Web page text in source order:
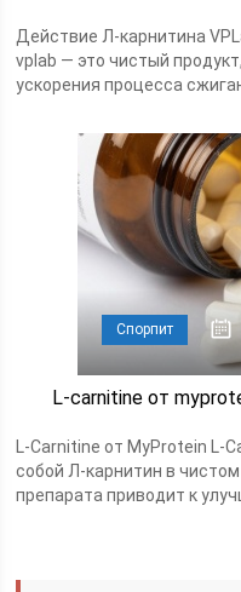
Действие Л-карнитина
vplab — это чистый
ускорения процесса
Спорпит
L-carnitine от
L-Carnitine от MyProtein L-
собой Л-карнитин в
препарата приводит к